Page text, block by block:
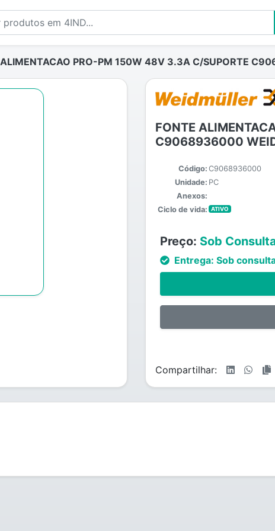
PRO-PM 150W 48V 3.3A C/SUPORTE
FONTE
C9068936000
Código: C9068936000
Unidade: PC
Anexos:
Ciclo de vida:
ATIVO
Preço: Sob
Entrega: Sob
Compartilhar: